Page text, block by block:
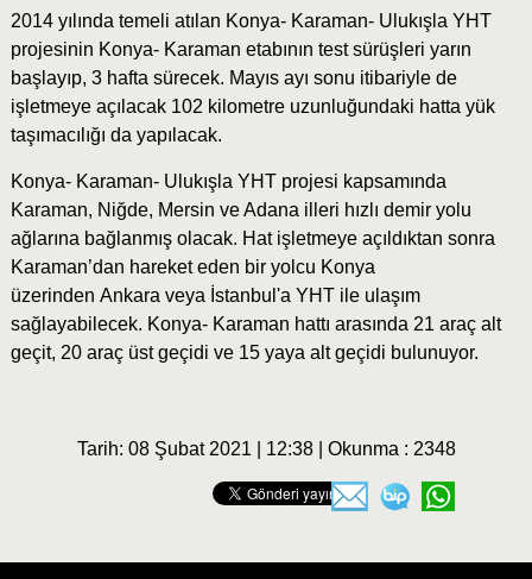
2014 yılında temeli atılan Konya- Karaman- Ulukışla YHT
projesinin Konya- Karaman etabının test sürüşleri yarın
başlayıp, 3 hafta sürecek. Mayıs ayı sonu itibariyle de
işletmeye açılacak 102 kilometre uzunluğundaki hatta yük
taşımacılığı da yapılacak.
Konya- Karaman- Ulukışla YHT projesi kapsamında
Karaman, Niğde, Mersin ve Adana illeri hızlı demir yolu
ağlarına bağlanmış olacak. Hat işletmeye açıldıktan sonra
Karaman’dan hareket eden bir yolcu Konya
üzerinden Ankara veya İstanbul'a YHT ile ulaşım
sağlayabilecek. Konya- Karaman hattı arasında 21 araç alt
geçit, 20 araç üst geçidi ve 15 yaya alt geçidi bulunuyor.
Tarih: 08 Şubat 2021 | 12:38 | Okunma : 2348